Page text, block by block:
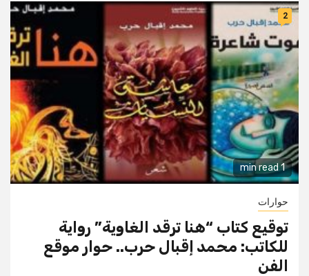
1 min read
2
حوارات
توقيع كتاب “هنا ترقد الغاوية” رواية
للكاتب: محمد إقبال حرب.. حوار موقع
الفن